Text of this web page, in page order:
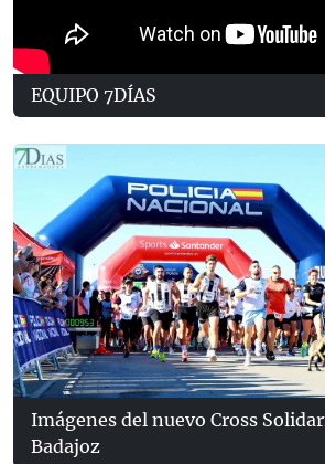
EQUIPO 7DÍAS
Imágenes del nuevo Cross
Badajoz